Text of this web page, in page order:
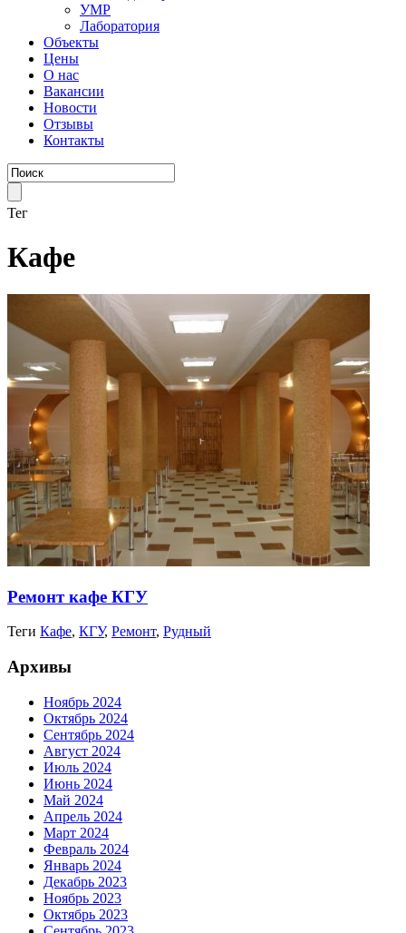
УМР
Лаборатория
Объекты
Цены
О нас
Вакансии
Новости
Отзывы
Контакты
Тег
Кафе
Ремонт кафе КГУ
Теги Кафе, КГУ, Ремонт, Рудный
Архивы
Ноябрь 2024
Октябрь 2024
Сентябрь 2024
Август 2024
Июль 2024
Июнь 2024
Май 2024
Апрель 2024
Март 2024
Февраль 2024
Январь 2024
Декабрь 2023
Ноябрь 2023
Октябрь 2023